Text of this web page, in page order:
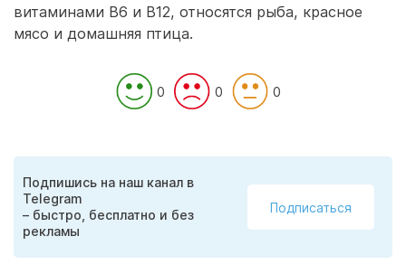
витаминами В6 и В12, относятся рыба, красное
мясо и домашняя птица.
0 0 0
Подпишись на наш канал в
Telegram
– быстро, бесплатно и без
рекламы
Подписаться